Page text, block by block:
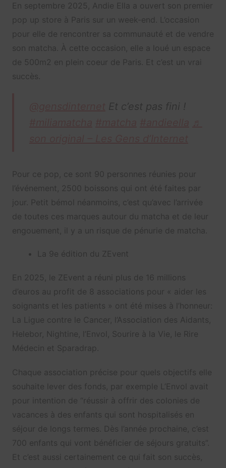
En septembre 2025, Andie Ella a ouvert son premier
pop up store à Paris sur un week-end. L’occasion
pour elle de rencontrer sa communauté et de vendre
son matcha. À cette occasion, elle a loué un espace
de 500m2 en plein coeur de Paris. Et c’est un vrai
succès.
Et c’est pas fini !
Pour ce pop, ce sont 90 personnes réunies pour
l’événement, 2500 boissons qui ont été faites par
jour. Petit bémol néanmoins, c’est qu’avec l’arrivée
de toutes ces marques autour du matcha et de leur
engouement, il y a un risque de pénurie de matcha.
La 9e édition du ZEvent
En 2025, le ZEvent a réuni plus de 16 millions
d’euros au profit de 8 associations pour « aider les
soignants et les patients » ont été mises à l’honneur:
La Ligue contre le Cancer, l’Association des Aidants,
Helebor, Nightine, l’Envol, Sourire à la Vie, le Rire
Médecin et Sparadrap.
Chaque association précise pour quels objectifs elle
souhaite lever des fonds, par exemple L’Envol avait
pour intention de “réussir à offrir des colonies de
vacances à des enfants qui sont hospitalisés en
séjour de longs termes. Dès l’année prochaine, c’est
700 enfants qui vont bénéficier de séjours gratuits”.
Et c’est aussi certainement ce qui fait son succès,